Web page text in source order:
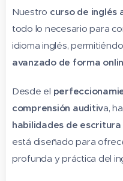
Nuestro curso de inglés
todo lo necesario para
idioma inglés,
avanzado de forma
Desde el
comprensión auditiva,
habilidades de
está diseñado para
profunda y práctica del